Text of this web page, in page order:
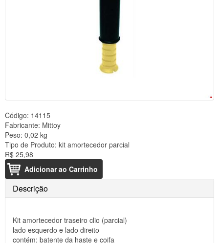
Código: 14115
Fabricante: Mittoy
Peso: 0,02 kg
Tipo de Produto: kit amortecedor parcial
R$ 25,98
Adicionar ao Carrinho
Descrição
Kit amortecedor traseiro clio (parcial)
lado esquerdo e lado direito
contém: batente da haste e coifa